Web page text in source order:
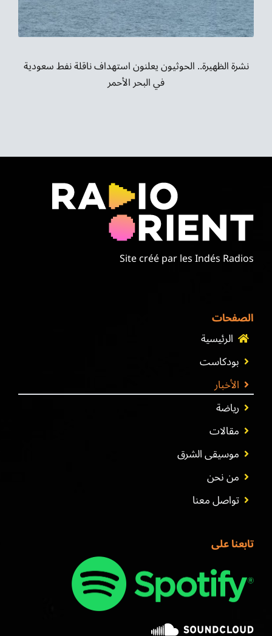
نشرة الظهيرة.. الحوثيون يعلنون استهداف ناقلة نفط سعودية
في البحر الأحمر
Site créé par les Indés Radios
الصفحات
الرئيسية
بودكاست
الأخبار
رياضة
مقالات
موسيقى الشرق
من نحن
تواصل معنا
تابعنا على